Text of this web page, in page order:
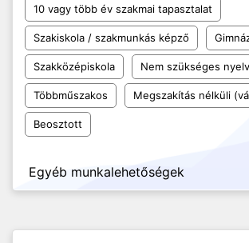
10 vagy több év szakmai tapasztalat
Szakiskola / szakmunkás képző
Szakközépiskola Nem szükséges
Többműszakos Megszakítás nélküli
Beosztott
Egyéb munkalehetőségek